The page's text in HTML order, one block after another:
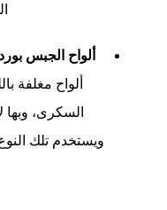
ألواح الجبس
ألواح مغلفة
السكرى، وبها
ويستخدم تلك